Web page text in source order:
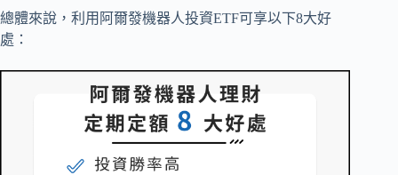
總體來說，利用阿爾發機器人投資ETF可享以下8大好
處：